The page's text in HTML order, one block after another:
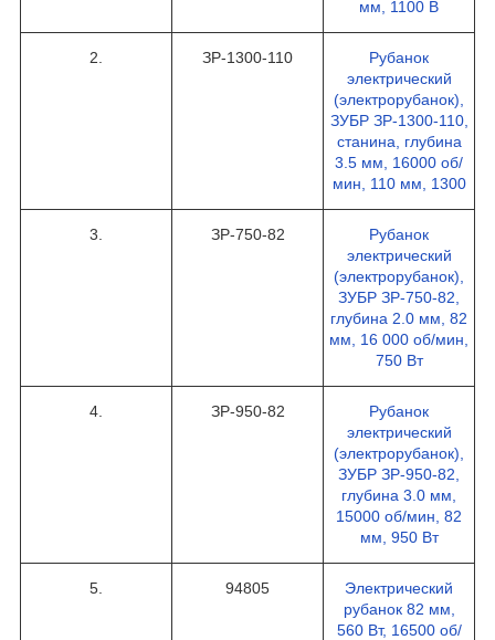
мм, 1100 В
2. ЗР-1300-110
Рубанок
электрический
(электрорубанок),
ЗУБР ЗР-1300-110,
станина, глубина
3.5 мм, 16000 об/
мин, 110 мм, 1300
3. ЗР-750-82
Рубанок
электрический
(электрорубанок),
ЗУБР ЗР-750-82,
глубина 2.0 мм, 82
мм, 16 000 об/мин,
750 Вт
4. ЗР-950-82
Рубанок
электрический
(электрорубанок),
ЗУБР ЗР-950-82,
глубина 3.0 мм,
15000 об/мин, 82
мм, 950 Вт
5. 94805
Электрический
рубанок 82 мм,
560 Вт, 16500 об/